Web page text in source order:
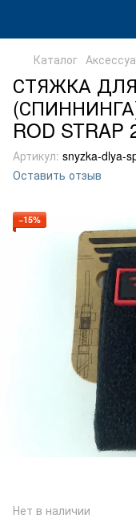
Каталог
СТЯЖКА
(СПИННИНГА)
ROD STRAP
Артикул: snyzka-dlya-
Оставить отзыв
−15%
Нет в наличии